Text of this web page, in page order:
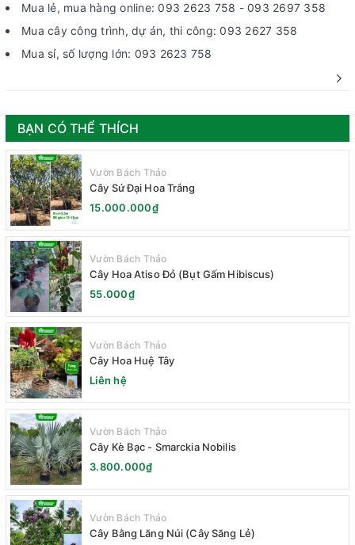
Mua lẻ, mua hàng online: 093 2623 758 - 093 2697 358
Mua cây công trình, dự án, thi công: 093 2627 358
Mua sỉ, số lượng lớn: 093 2623 758
BẠN CÓ THỂ THÍCH
Vườn Bách Thảo
Cây Sứ Đại Hoa Trắng
15.000.000₫
Vườn Bách Thảo
Cây Hoa Atiso Đỏ (Bụt Gấm Hibiscus)
55.000₫
Vườn Bách Thảo
Cây Hoa Huệ Tây
Liên hệ
Vườn Bách Thảo
Cây Kè Bạc - Smarckia Nobilis
3.800.000₫
Vườn Bách Thảo
Cây Bằng Lăng Núi (Cây Săng Lẻ)